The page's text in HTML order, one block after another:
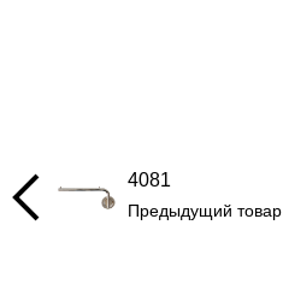
4081
Предыдущий товар